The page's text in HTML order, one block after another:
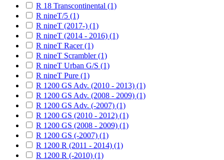
R 18 Transcontinental (1)
R nineT/5 (1)
R nineT (2017-) (1)
R nineT (2014 - 2016) (1)
R nineT Racer (1)
R nineT Scrambler (1)
R nineT Urban G/S (1)
R nineT Pure (1)
R 1200 GS Adv. (2010 - 2013) (1)
R 1200 GS Adv. (2008 - 2009) (1)
R 1200 GS Adv. (-2007) (1)
R 1200 GS (2010 - 2012) (1)
R 1200 GS (2008 - 2009) (1)
R 1200 GS (-2007) (1)
R 1200 R (2011 - 2014) (1)
R 1200 R (-2010) (1)